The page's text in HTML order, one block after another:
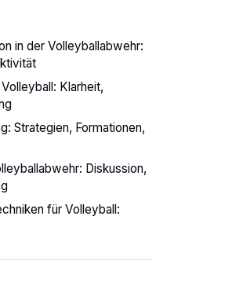
in der Volleyballabwehr:
Klarheit,
Strategien, Formationen,
Diskussion,
für Volleyball: